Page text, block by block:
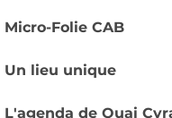
Micro-Folie CAB
Un lieu unique
L'agenda de Quai
pour